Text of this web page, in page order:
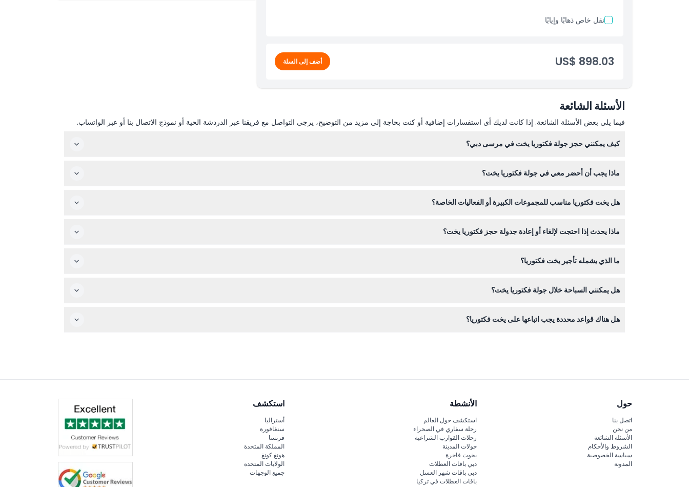
نقل خاص ذهابًا وإيابًا
US$ 898.03 أضف إلى السلة
الأسئلة الشائعة
فيما يلي بعض الأسئلة الشائعة. إذا كانت لديك أي استفسارات إضافية أو كنت بحاجة إلى مزيد من التوضيح، يرجى التواصل مع فريقنا عبر الدردشة الحية أو نموذج الاتصال بنا أو عبر الواتساب.
كيف يمكنني حجز جولة فكتوريا يخت في مرسى دبي؟
ماذا يجب أن أحضر معي في جولة فكتوريا يخت؟
هل يخت فكتوريا مناسب للمجموعات الكبيرة أو الفعاليات الخاصة؟
ماذا يحدث إذا احتجت لإلغاء أو إعادة جدولة حجز فكتوريا يخت؟
ما الذي يشمله تأجير يخت فكتوريا؟
هل يمكنني السباحة خلال جولة فكتوريا يخت؟
هل هناك قواعد محددة يجب اتباعها على يخت فكتوريا؟
حول
اتصل بنا
من نحن
الأسئلة الشائعة
الشروط والأحكام
سياسة الخصوصية
المدونة
الأنشطة
استكشف حول العالم
رحلة سفاري في الصحراء
رحلات القوارب الشراعية
جولات المدينة
يخوت فاخرة
دبي باقات العطلات
دبي باقات شهر العسل
باقات العطلات في تركيا
استكشف
أستراليا
سنغافورة
فرنسا
المملكة المتحدة
هونغ كونغ
الولايات المتحدة
جميع الوجهات